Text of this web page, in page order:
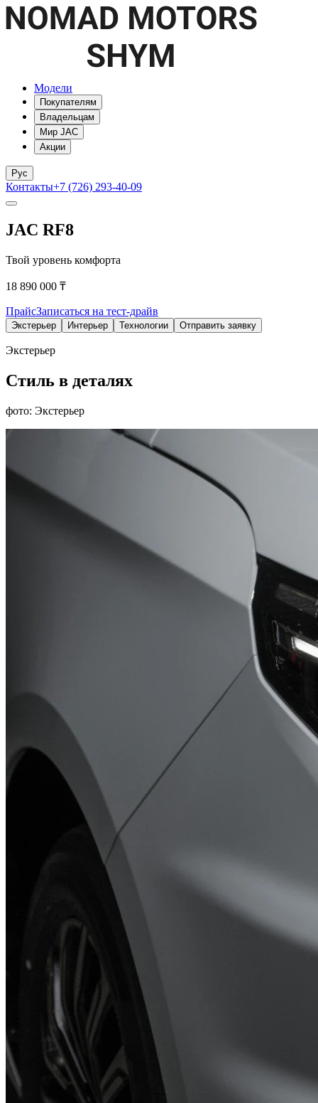
Модели
Покупателям
Владельцам
Мир JAC
Акции
Рус
Контакты+7 (726) 293-40-09
JAC RF8
Твой уровень комфорта
18 890 000 ₸
ПрайсЗаписаться на тест-драйв
Экстерьер Интерьер Технологии Отправить заявку
Экстерьер
Стиль в деталях
фото: Экстерьер